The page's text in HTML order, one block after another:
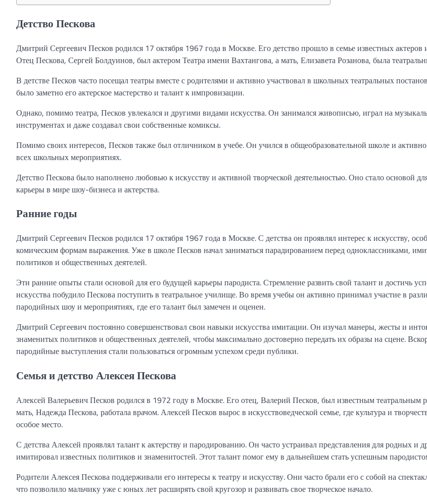
Детство Пескова
Дмитрий Сергеевич Песков родился 17 октября 1967 года в Москве. Его детство прошло в семье известных актеров
Отец Пескова, Сергей Болдуинов, был актером Театра имени Вахтангова, а мать, Елизавета Розанова, была
В детстве Песков часто посещал театры вместе с родителями и активно участвовал в школьных театральных
было заметно его актерское мастерство и талант к импровизации.
Однако, помимо театра, Песков увлекался и другими видами искусства. Он занимался живописью, играл на
инструментах и даже создавал свои собственные комиксы.
Помимо своих интересов, Песков также был отличником в учебе. Он учился в общеобразовательной школе и
всех школьных мероприятиях.
Детство Пескова было наполнено любовью к искусству и активной творческой деятельностью. Оно стало основой
карьеры в мире шоу-бизнеса и актерства.
Ранние годы
Дмитрий Сергеевич Песков родился 17 октября 1967 года в Москве. С детства он проявлял интерес к искусству,
комическим формам выражения. Уже в школе Песков начал заниматься парадированием перед одноклассниками,
политиков и общественных деятелей.
Эти ранние опыты стали основой для его будущей карьеры пародиста. Стремление развить свой талант и достичь
искусства побудило Пескова поступить в театральное училище. Во время учебы он активно принимал участие в
пародийных шоу и мероприятиях, где его талант был замечен и оценен.
Дмитрий Сергеевич постоянно совершенствовал свои навыки искусства имитации. Он изучал манеры, жесты и
знаменитых политиков и общественных деятелей, чтобы максимально достоверно передать их образы на сцене.
пародийные выступления стали пользоваться огромным успехом среди публики.
Семья и детство Алексея Пескова
Алексей Валерьевич Песков родился в 1972 году в Москве. Его отец, Валерий Песков, был известным театральным
мать, Надежда Пескова, работала врачом. Алексей Песков вырос в искусствоведческой семье, где культура и
особое место.
С детства Алексей проявлял талант к актерству и пародированию. Он часто устраивал представления для родных и
имитировал известных политиков и знаменитостей. Этот талант помог ему в дальнейшем стать успешным
Родители Алексея Пескова поддерживали его интересы к театру и искусству. Они часто брали его с собой на
что позволило мальчику уже с юных лет расширять свой кругозор и развивать свое творческое начало.